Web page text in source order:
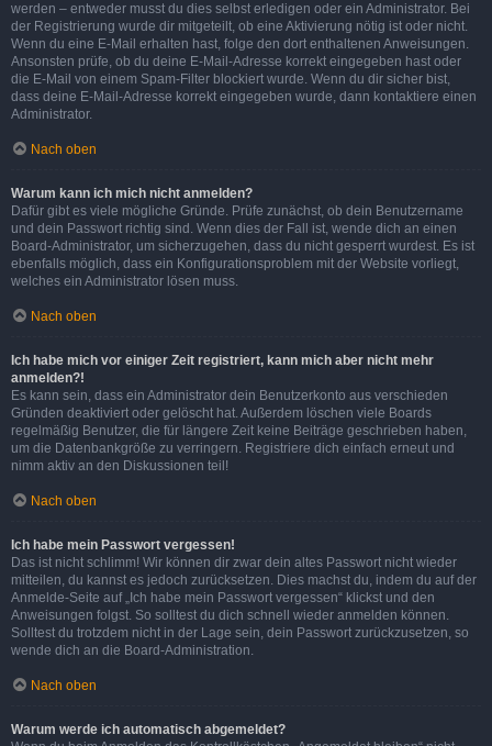
werden – entweder musst du dies selbst erledigen oder ein Administrator. Bei
der Registrierung wurde dir mitgeteilt, ob eine Aktivierung nötig ist oder nicht.
Wenn du eine E-Mail erhalten hast, folge den dort enthaltenen Anweisungen.
Ansonsten prüfe, ob du deine E-Mail-Adresse korrekt eingegeben hast oder
die E-Mail von einem Spam-Filter blockiert wurde. Wenn du dir sicher bist,
dass deine E-Mail-Adresse korrekt eingegeben wurde, dann kontaktiere einen
Administrator.
Nach oben
Warum kann ich mich nicht anmelden?
Dafür gibt es viele mögliche Gründe. Prüfe zunächst, ob dein Benutzername
und dein Passwort richtig sind. Wenn dies der Fall ist, wende dich an einen
Board-Administrator, um sicherzugehen, dass du nicht gesperrt wurdest. Es ist
ebenfalls möglich, dass ein Konfigurationsproblem mit der Website vorliegt,
welches ein Administrator lösen muss.
Nach oben
Ich habe mich vor einiger Zeit registriert, kann mich aber nicht mehr
anmelden?!
Es kann sein, dass ein Administrator dein Benutzerkonto aus verschieden
Gründen deaktiviert oder gelöscht hat. Außerdem löschen viele Boards
regelmäßig Benutzer, die für längere Zeit keine Beiträge geschrieben haben,
um die Datenbankgröße zu verringern. Registriere dich einfach erneut und
nimm aktiv an den Diskussionen teil!
Nach oben
Ich habe mein Passwort vergessen!
Das ist nicht schlimm! Wir können dir zwar dein altes Passwort nicht wieder
mitteilen, du kannst es jedoch zurücksetzen. Dies machst du, indem du auf der
Anmelde-Seite auf „Ich habe mein Passwort vergessen“ klickst und den
Anweisungen folgst. So solltest du dich schnell wieder anmelden können.
Solltest du trotzdem nicht in der Lage sein, dein Passwort zurückzusetzen, so
wende dich an die Board-Administration.
Nach oben
Warum werde ich automatisch abgemeldet?